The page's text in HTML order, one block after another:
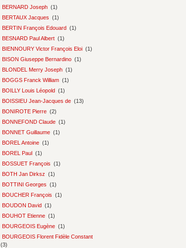
BERNARD Joseph (1)
BERTAUX Jacques (1)
BERTIN François Edouard (1)
BESNARD Paul Albert (1)
BIENNOURY Victor François Eloi (1)
BISON Giuseppe Bernardino (1)
BLONDEL Merry Joseph (1)
BOGGS Franck William (1)
BOILLY Louis Léopold (1)
BOISSIEU Jean-Jacques de (13)
BONIROTE Pierre (2)
BONNEFOND Claude (1)
BONNET Guillaume (1)
BOREL Antoine (1)
BOREL Paul (1)
BOSSUET François (1)
BOTH Jan Dirksz (1)
BOTTINI Georges (1)
BOUCHER François (1)
BOUDON David (1)
BOUHOT Etienne (1)
BOURGEOIS Eugène (1)
BOURGEOIS Florent Fidèle Constant
(3)